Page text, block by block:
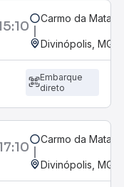
Carmo da Mata,
Divinópolis, MG -
Embarque
direto
Carmo da Mata,
Divinópolis, MG -